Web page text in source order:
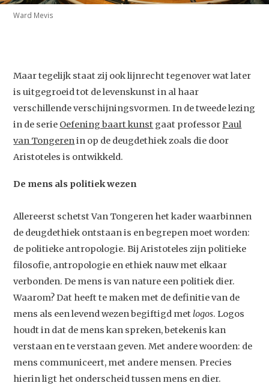
Ward Mevis
Maar tegelijk staat zij ook lijnrecht tegenover wat later
is uitgegroeid tot de levenskunst in al haar
verschillende verschijningsvormen. In de tweede lezing
in de serie Oefening baart kunst gaat professorPaul
van Tongerenin op de deugdethiek zoals die door
Aristoteles is ontwikkeld.
De mens als politiek wezen
Allereerst schetst Van Tongeren het kader waarbinnen
de deugdethiek ontstaan is en begrepen moet worden:
de politieke antropologie. Bij Aristoteles zijn politieke
filosofie, antropologie en ethiek nauw met elkaar
verbonden. De mens is van nature een politiek dier.
Waarom? Dat heeft te maken met de definitie van de
mens als een levend wezen begiftigd metlogos. Logos
houdt in dat de mens kan spreken, betekenis kan
verstaan en te verstaan geven. Met andere woorden: de
mens communiceert, met andere mensen. Precies
hierin ligt het onderscheid tussen mens en dier.